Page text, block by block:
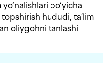
bo‘yicha
hududi, ta’lim
oliygohni tanlashi